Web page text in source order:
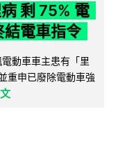
剩 75% 電
結電車指令
動車車主患有「里
重申已廢除電動車強